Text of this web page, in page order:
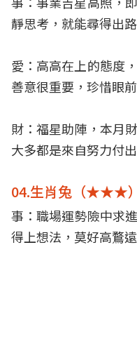
靜思考，就能尋得出路
愛：高高在上的態度
善意很重要，珍惜眼
財：福星助陣，本月
大多都是來自努力付
04.生肖兔（★★★）
事：職場運勢險中求
得上想法，莫好高鶩遠